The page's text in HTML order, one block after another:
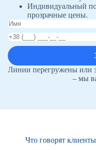
Индивидуальный
прозрачные цены.
Линии перегружены или
– мы
Что говорят